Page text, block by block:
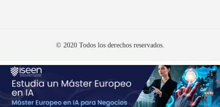
© 2020 Todos los derechos reservados.